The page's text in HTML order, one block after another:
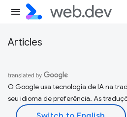
Articles
O Google usa tecnologia de IA na
seu idioma de preferência. As